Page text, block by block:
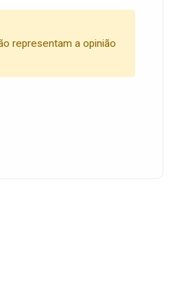
representam a opinião